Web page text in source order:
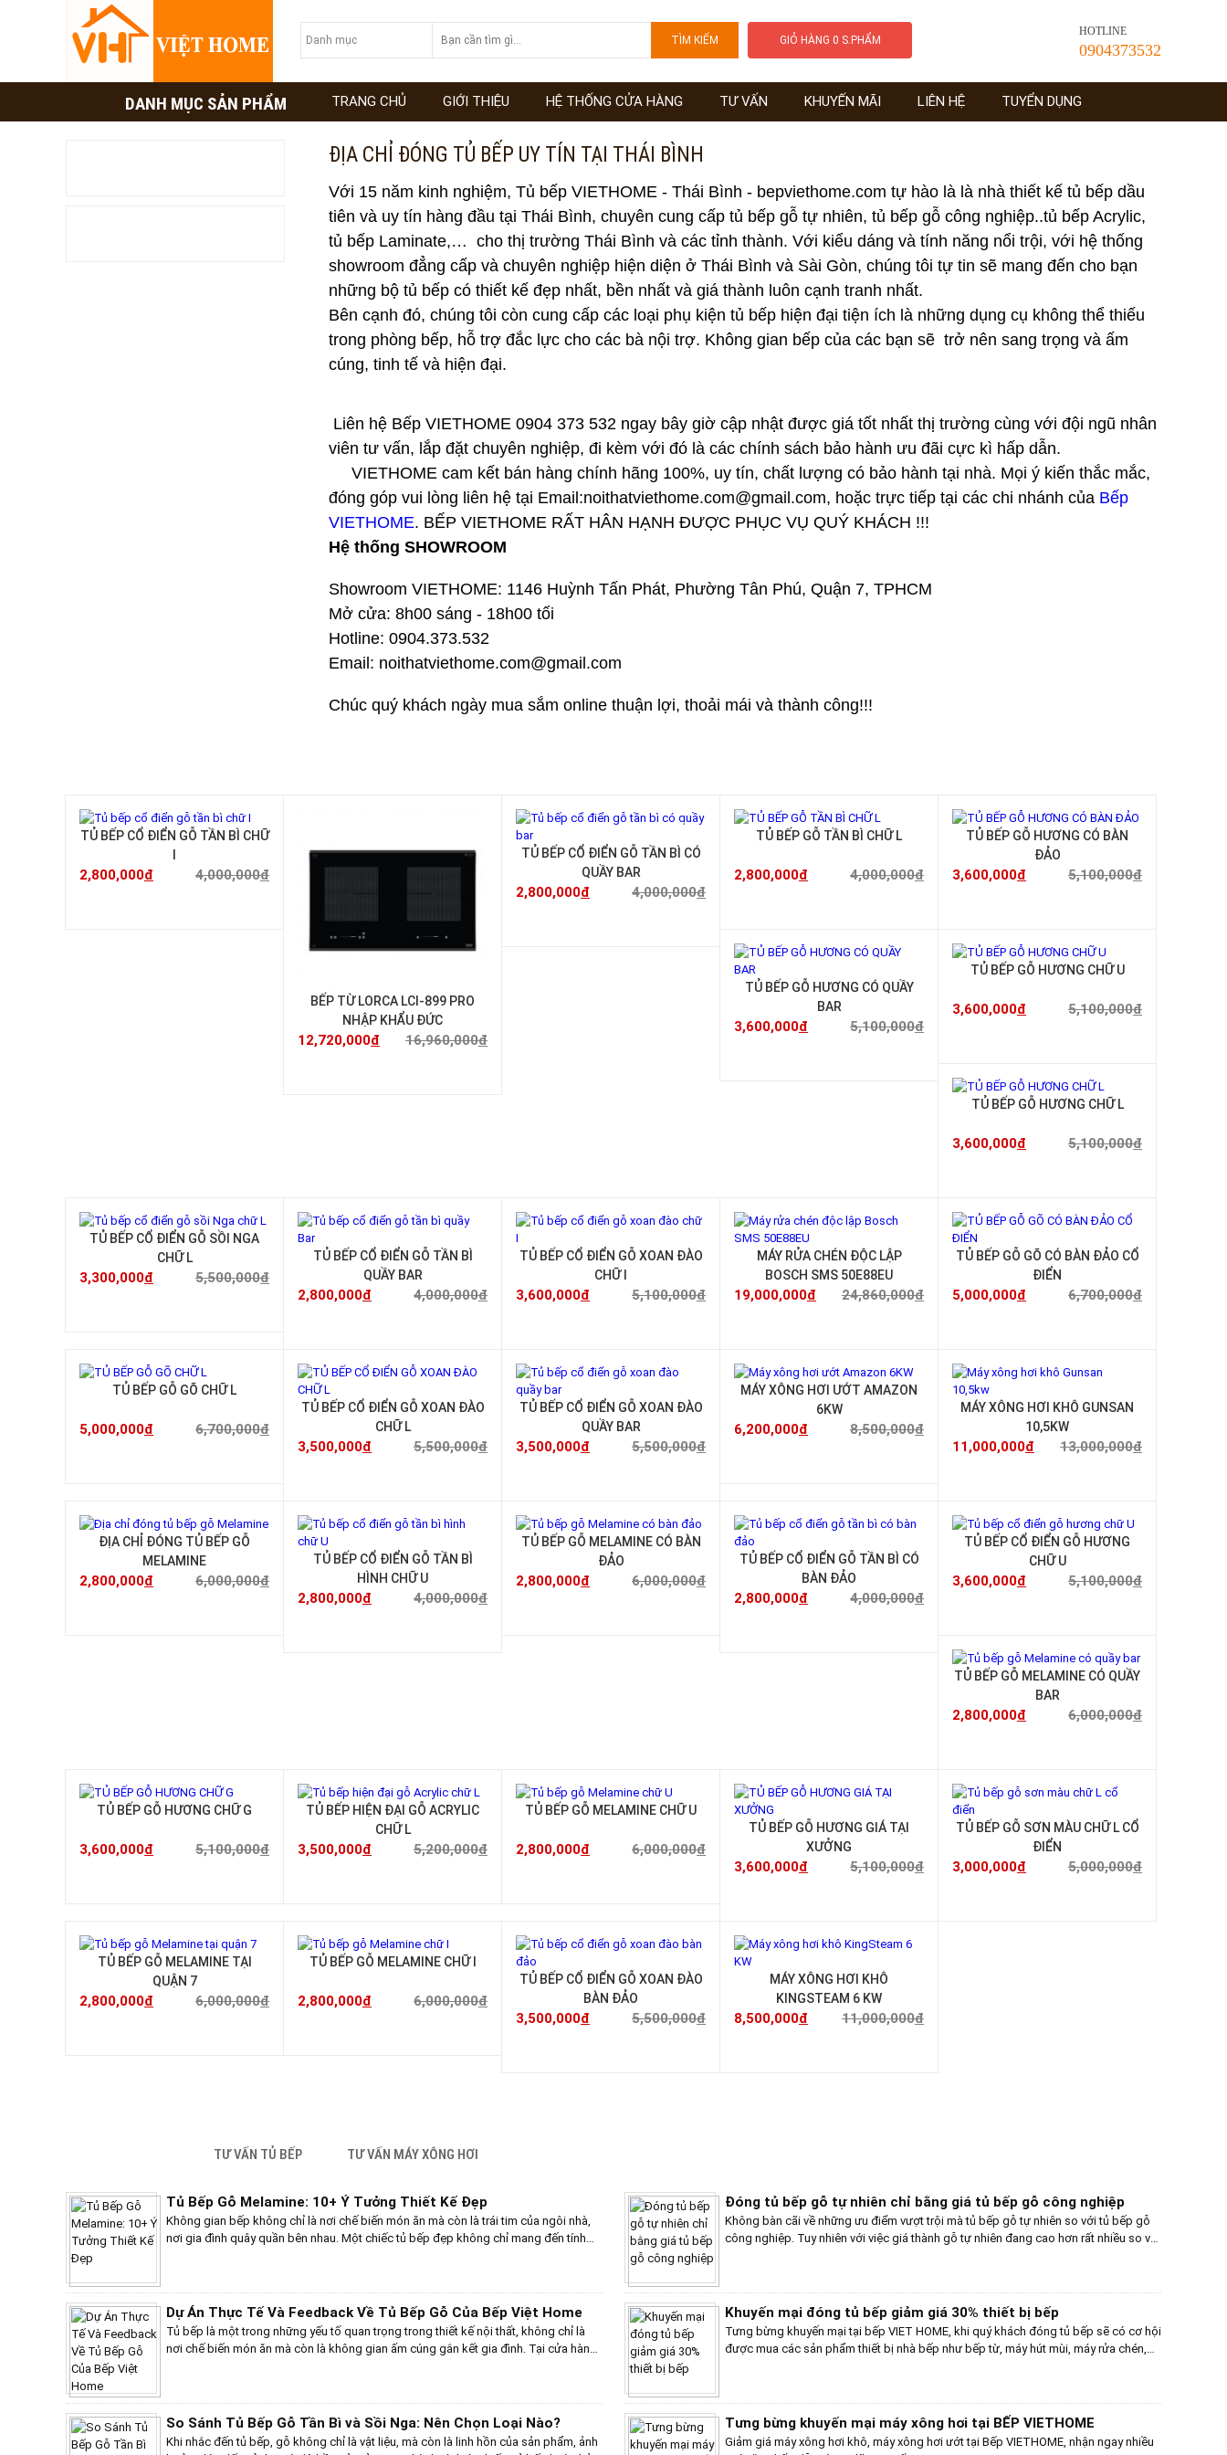
GIỎ HÀNG 0 S.PHẨM
HOTLINE
0904373532
DANH MỤC SẢN PHẨM TRANG CHỦ GIỚI THIỆU HỆ THỐNG CỬA HÀNG TƯ VẤN KHUYẾN MÃI LIÊN HỆ TUYỂN DỤNG
ĐỊA CHỈ ĐÓNG TỦ BẾP UY TÍN TẠI THÁI BÌNH
Với 15 năm kinh nghiệm, Tủ bếp VIETHOME - Thái Bình - bepviethome.com tự hào là là nhà thiết kế tủ bếp dầu
tiên và uy tín hàng đầu tại Thái Bình, chuyên cung cấp tủ bếp gỗ tự nhiên, tủ bếp gỗ công nghiệp..tủ bếp Acrylic,
tủ bếp Laminate,… cho thị trường Thái Bình và các tỉnh thành. Với kiểu dáng và tính năng nổi trội, với hệ thống
showroom đẳng cấp và chuyên nghiệp hiện diện ở Thái Bình và Sài Gòn, chúng tôi tự tin sẽ mang đến cho bạn
những bộ tủ bếp có thiết kế đẹp nhất, bền nhất và giá thành luôn cạnh tranh nhất.
Bên cạnh đó, chúng tôi còn cung cấp các loại phụ kiện tủ bếp hiện đại tiện ích là những dụng cụ không thể thiếu
trong phòng bếp, hỗ trợ đắc lực cho các bà nội trợ. Không gian bếp của các bạn sẽ trở nên sang trọng và ấm
cúng, tinh tế và hiện đại.
Liên hệ Bếp VIETHOME 0904 373 532 ngay bây giờ cập nhật được giá tốt nhất thị trường cùng với đội ngũ nhân
viên tư vấn, lắp đặt chuyên nghiệp, đi kèm với đó là các chính sách bảo hành ưu đãi cực kì hấp dẫn.
VIETHOME cam kết bán hàng chính hãng 100%, uy tín, chất lượng có bảo hành tại nhà. Mọi ý kiến thắc mắc,
đóng góp vui lòng liên hệ tại Email:noithatviethome.com@gmail.com, hoặc trực tiếp tại các chi nhánh của Bếp
VIETHOME. BẾP VIETHOME RẤT HÂN HẠNH ĐƯỢC PHỤC VỤ QUÝ KHÁCH !!!
Hệ thống SHOWROOM
Showroom VIETHOME: 1146 Huỳnh Tấn Phát, Phường Tân Phú, Quận 7, TPHCM
Mở cửa: 8h00 sáng - 18h00 tối
Hotline: 0904.373.532
Email: noithatviethome.com@gmail.com
Chúc quý khách ngày mua sắm online thuận lợi, thoải mái và thành công!!!
-30%
TỦ BẾP CỔ ĐIỂN GỖ TẦN BÌ CHỮ
2,800,000đ 4,000,000đ
BẾP TỪ LORCA LCI-899 PRO
NHẬP KHẨU ĐỨC
12,720,000đ 16,960,000đ
-30%
TỦ BẾP CỔ ĐIỂN GỖ TẦN BÌ CÓ
QUẦY BAR
2,800,000đ 4,000,000đ
TỦ BẾP GỖ TẦN BÌ CHỮ L
2,800,000đ 4,000,000đ
-29%
TỦ BẾP GỖ HƯƠNG CÓ BÀN
ĐẢO
3,600,000đ 5,100,000đ
-29%
TỦ BẾP GỖ HƯƠNG CÓ QUẦY
BAR
3,600,000đ 5,100,000đ
TỦ BẾP GỖ HƯƠNG CHỮ U
3,600,000đ 5,100,000đ
-29%
TỦ BẾP GỖ HƯƠNG CHỮ L
3,600,000đ 5,100,000đ
-40%
TỦ BẾP CỔ ĐIỂN GỖ SỒI NGA
CHỮ L
3,300,000đ 5,500,000đ
-30%
TỦ BẾP CỔ ĐIỂN GỖ TẦN BÌ
QUẦY BAR
2,800,000đ 4,000,000đ
-29%
TỦ BẾP CỔ ĐIỂN GỖ XOAN ĐÀO
CHỮ I
3,600,000đ 5,100,000đ
-24%
MÁY RỬA CHÉN ĐỘC LẬP
BOSCH SMS 50E88EU
19,000,000đ 24,860,000đ
-25%
TỦ BẾP GỖ GÕ CÓ BÀN ĐẢO CỔ
ĐIỂN
5,000,000đ 6,700,000đ
TỦ BẾP GỖ GÕ CHỮ L
5,000,000đ 6,700,000đ
-36%
TỦ BẾP CỔ ĐIỂN GỖ XOAN ĐÀO
CHỮ L
3,500,000đ 5,500,000đ
-36%
TỦ BẾP CỔ ĐIỂN GỖ XOAN ĐÀO
QUẦY BAR
3,500,000đ 5,500,000đ
-27%
MÁY XÔNG HƠI ƯỚT AMAZON
6KW
6,200,000đ 8,500,000đ
MÁY XÔNG HƠI KHÔ GUNSAN
10,5KW
11,000,000đ 13,000,000đ
-53%
ĐỊA CHỈ ĐÓNG TỦ BẾP GỖ
MELAMINE
2,800,000đ 6,000,000đ
-30%
TỦ BẾP CỔ ĐIỂN GỖ TẦN BÌ
HÌNH CHỮ U
2,800,000đ 4,000,000đ
-53%
TỦ BẾP GỖ MELAMINE CÓ BÀN
ĐẢO
2,800,000đ 6,000,000đ
-30%
TỦ BẾP CỔ ĐIỂN GỖ TẦN BÌ CÓ
BÀN ĐẢO
2,800,000đ 4,000,000đ
-29%
TỦ BẾP CỔ ĐIỂN GỖ HƯƠNG
CHỮ U
3,600,000đ 5,100,000đ
-53%
TỦ BẾP GỖ MELAMINE CÓ QUẦY
BAR
2,800,000đ 6,000,000đ
TỦ BẾP GỖ HƯƠNG CHỮ G
3,600,000đ 5,100,000đ
-33%
TỦ BẾP HIỆN ĐẠI GỖ ACRYLIC
CHỮ L
3,500,000đ 5,200,000đ
-53%
TỦ BẾP GỖ MELAMINE CHỮ U
2,800,000đ 6,000,000đ
TỦ BẾP GỖ HƯƠNG GIÁ TẠI
XƯỞNG
3,600,000đ 5,100,000đ
-40%
TỦ BẾP GỖ SƠN MÀU CHỮ L CỔ
ĐIỂN
3,000,000đ 5,000,000đ
-53%
TỦ BẾP GỖ MELAMINE TẠI
QUẬN 7
2,800,000đ 6,000,000đ
-53%
TỦ BẾP GỖ MELAMINE CHỮ I
2,800,000đ 6,000,000đ
-36%
TỦ BẾP CỔ ĐIỂN GỖ XOAN ĐÀO
BÀN ĐẢO
3,500,000đ 5,500,000đ
-23%
MÁY XÔNG HƠI KHÔ
KINGSTEAM 6 KW
8,500,000đ 11,000,000đ
TƯ VẤN TỦ BẾP TƯ VẤN MÁY XÔNG HƠI
Tủ Bếp Gỗ Melamine: 10+ Ý Tưởng Thiết Kế Đẹp
Không gian bếp không chỉ là nơi chế biến món ăn mà còn là trái tim của ngôi nhà,
nơi gia đình quây quần bên nhau. Một chiếc tủ bếp đẹp không chỉ mang đến tính
trọng đến cổ điển, ấm cúng. Hãy cùng khám phá hơn 10 mẫu tủ bếp gỗ melamine
ấn tượng, giúp bạn tìm ra thiết kế hoàn hảo cho không gian bếp của mình!
Dự Án Thực Tế Và Feedback Về Tủ Bếp Gỗ Của Bếp Việt Home
Tủ bếp là một trong những yếu tố quan trọng trong thiết kế nội thất, không chỉ là
nơi chế biến món ăn mà còn là không gian ấm cúng gắn kết gia đình. Tại cửa hàng
từ khách hàng và một số dự án thực tế tiêu biểu mà chúng tôi đã thực hiện.
So Sánh Tủ Bếp Gỗ Tần Bì và Sồi Nga: Nên Chọn Loại Nào?
Khi nhắc đến tủ bếp, gỗ không chỉ là vật liệu, mà còn là linh hồn của sản phẩm, ảnh
Đóng tủ bếp gỗ tự nhiên chỉ bằng giá tủ bếp gỗ công nghiệp
Không bàn cãi về những ưu điểm vượt trội mà tủ bếp gỗ tự nhiên so với tủ bếp gỗ
công nghiệp. Tuy nhiên với việc giá thành gỗ tự nhiên đang cao hơn rất nhiều so với
Khuyến mại đóng tủ bếp giảm giá 30% thiết bị bếp
Tưng bừng khuyến mại tại bếp VIET HOME, khi quý khách đóng tủ bếp sẽ có cơ hội
được mua các sản phẩm thiết bị nhà bếp như bếp từ, máy hút mùi, máy rửa chén,
Tưng bừng khuyến mại máy xông hơi tại BẾP VIETHOME
Giảm giá máy xông hơi khô, máy xông hơi ướt tại Bếp VIETHOME, nhận ngay nhiều